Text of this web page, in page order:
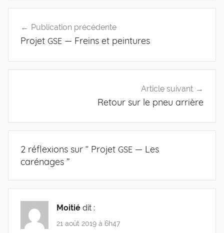
de
Publication précédente
Projet GSE — Freins et peintures
Article suivant
Retour sur le pneu arrière
2 réflexions sur “ Projet GSE — Les
carénages ”
Moitié dit :
21 août 2019 à 6h47